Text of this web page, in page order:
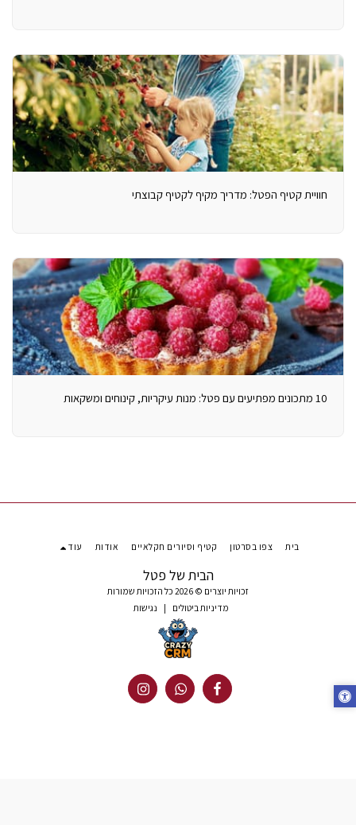
חוויית קטיף הפטל: מדריך מקיף לקטיף קבוצתי
10 מתכונים מפתיעים עם פטל: מנות עיקריות, קינוחים ומשקאות
הבית של פטל
זכויות יוצרים © 2026 כל הזכויות שמורות
מדיניות ביטולים | נגישות
בית צפו בסרטון קטיף וסיורים חקלאיים אודות עוד